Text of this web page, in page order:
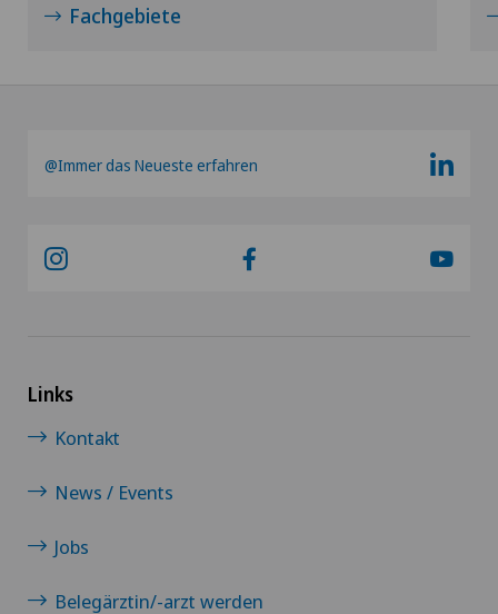
Fachgebiete
@Immer das Neueste erfahren
Links
Kontakt
News / Events
Jobs
Belegärztin/-arzt werden